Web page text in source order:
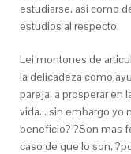
estudiarse, asi­ como
estudios al respecto.
Lei montones de
la delicadeza como
pareja, a prosperar en
vida… sin embargo yo
beneficio? ?Son mas
caso de que lo son,